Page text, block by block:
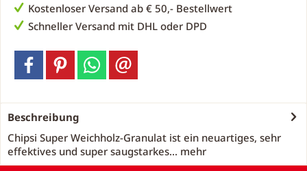
Kostenloser Versand ab € 50,- Bestellwert
Schneller Versand mit DHL oder DPD
Beschreibung
Chipsi Super Weichholz-Granulat ist ein neuartiges, sehr
effektives und super saugstarkes... mehr